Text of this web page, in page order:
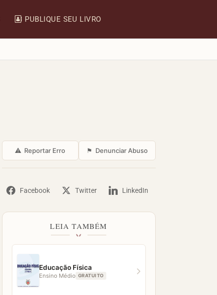
PUBLIQUE SEU LIVRO
⚠ Reportar Erro ⚑ Denunciar Abuso
Facebook Twitter LinkedIn
LEIA TAMBÉM
Educação Física
Ensino Médio GRATUITO